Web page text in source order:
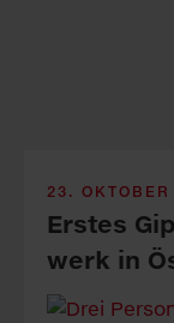
23.
Erstes
werk in